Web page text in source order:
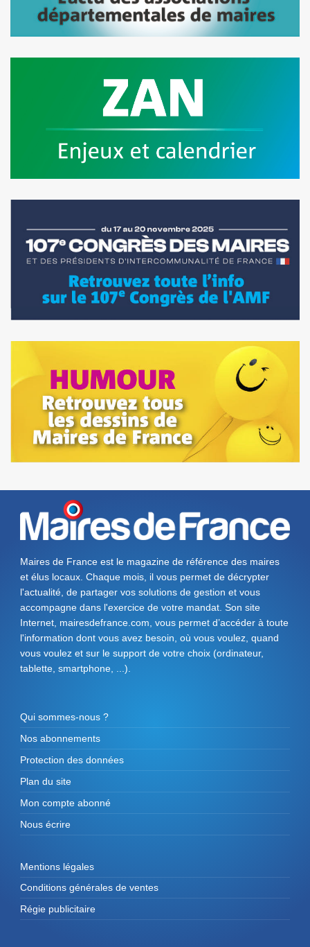
Maires de France est le magazine de référence des maires
et élus locaux. Chaque mois, il vous permet de décrypter
l'actualité, de partager vos solutions de gestion et vous
accompagne dans l'exercice de votre mandat. Son site
Internet, mairesdefrance.com, vous permet d’accéder à toute
l'information dont vous avez besoin, où vous voulez, quand
vous voulez et sur le support de votre choix (ordinateur,
tablette, smartphone, ...).
Qui sommes-nous ?
Nos abonnements
Protection des données
Plan du site
Mon compte abonné
Nous écrire
Mentions légales
Conditions générales de ventes
Régie publicitaire